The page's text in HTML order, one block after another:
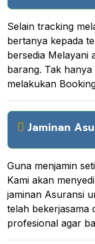
Selain tracking
bertanya kepada
bersedia Melayani
barang. Tak
melakukan
Jaminan
Guna menjamin
Kami akan
jaminan Asuransi
telah bekerjasama
profesional agar